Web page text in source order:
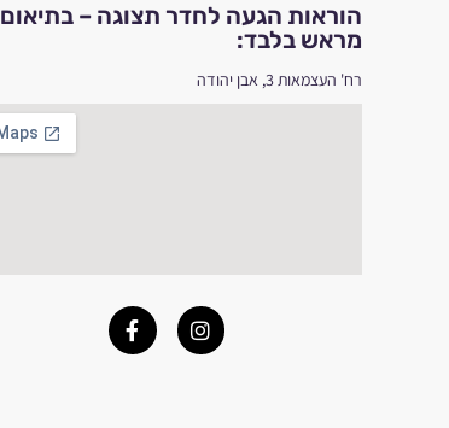
הוראות הגעה לחדר תצוגה – בתיאום
מראש בלבד:
רח' העצמאות 3, אבן יהודה